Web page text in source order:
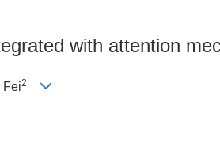
with attention
Fei2